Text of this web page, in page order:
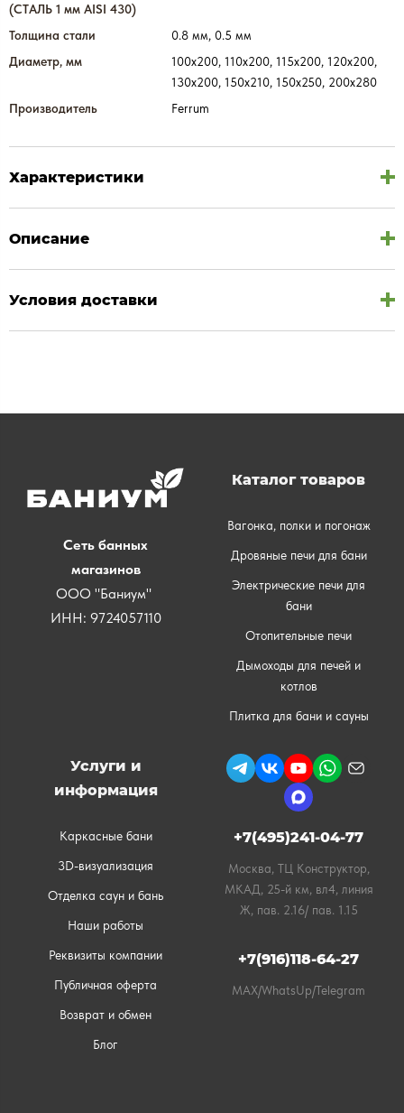
(СТАЛЬ 1 мм AISI 430)
Толщина стали
0.8 мм, 0.5 мм
Диаметр, мм
100х200, 110х200, 115х200, 120х200,
130х200, 150х210, 150х250, 200х280
Производитель
Ferrum
Характеристики
Описание
Условия доставки
Сеть банных
магазинов
ООО "Баниум"
ИНН: 9724057110
Каталог товаров
Вагонка, полки и погонаж
Дровяные печи для бани
Электрические печи для
бани
Отопительные печи
Дымоходы для печей и
котлов
Плитка для бани и сауны
Услуги и
информация
Каркасные бани
3D-визуализация
Отделка саун и бань
Наши работы
Реквизиты компании
Публичная оферта
Возврат и обмен
Блог
+7(495)241-04-77
Москва, ТЦ Конструктор,
МКАД, 25-й км, вл4, линия
Ж, пав. 2.16/ пав. 1.15
+7(916)118-64-27
MAX/WhatsUp/Telegram